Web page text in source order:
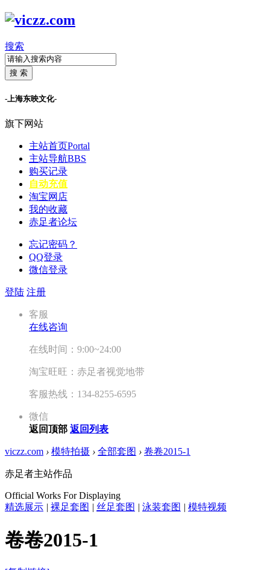
搜索
搜 索
-上海东映文化-
旗下网站
主站首页Portal
主站导航BBS
购买记录
自动充值
淘宝网店
我的收藏
赤足者论坛
忘记密码？
QQ登录
微信登录
登陆 注册
客服
在线咨询
在线时间：9:00~24:00
淘宝旺旺：赤足者视觉地带
客服热线：134-8255-6595
微信
返回顶部 返回列表
viczz.com › 模特拍摄 › 全部套图 › 卷卷2015-1
赤足者主站作品
Official Works For Displaying
精选展示 | 裸足套图 | 丝足套图 | 泳装套图 | 模特视频
卷卷2015-1